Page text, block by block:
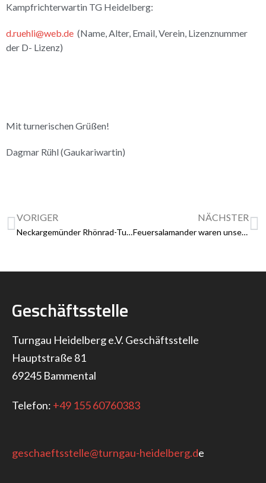
Kampfrichterwartin TG Heidelberg:
d.ruehli@web.de (Name, Alter, Email, Verein, Lizenznummer
der D- Lizenz)
Mit turnerischen Grüßen!
Dagmar Rühl (Gaukariwartin)
VORIGER
Neckargemünder Rhönrad-Turnerinnen erneut Spitze in Baden-Württemberg
NÄCHSTER
Feuersalamander waren unsere Begleiter Grenzwanderung zwischen Kleinem Odenwald und Hessen vom 30.9.-2.10.2022
Geschäftsstelle
Turngau Heidelberg e.V. Geschäftsstelle
Hauptstraße 81
69245 Bammental
Telefon: +49 155 60760383
geschaeftsstelle@turngau-heidelberg.de